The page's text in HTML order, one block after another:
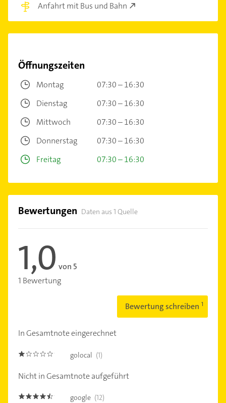
Anfahrt mit Bus und Bahn
Öffnungszeiten
Montag
07:30 – 16:30
Dienstag
07:30 – 16:30
Mittwoch
07:30 – 16:30
Donnerstag
07:30 – 16:30
Freitag
07:30 – 16:30
Bewertungen Daten aus 1 Quelle
1,0 von 5
1 Bewertung
Bewertung schreiben
In Gesamtnote eingerechnet
1.0 golocal (1)
Nicht in Gesamtnote aufgeführt
4.4 google (12)